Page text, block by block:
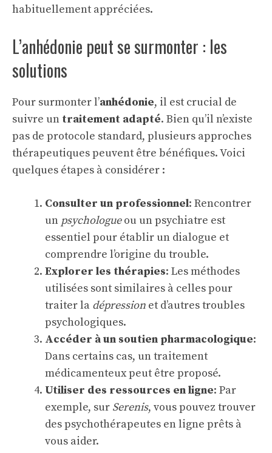
habituellement appréciées.
L’anhédonie peut se surmonter : les
solutions
Pour surmonter l’anhédonie, il est crucial de
suivre un traitement adapté. Bien qu’il n’existe
pas de protocole standard, plusieurs approches
thérapeutiques peuvent être bénéfiques. Voici
quelques étapes à considérer :
Consulter un professionnel: Rencontrer
un psychologueou un psychiatre est
essentiel pour établir un dialogue et
comprendre l’origine du trouble.
Explorer les thérapies: Les méthodes
utilisées sont similaires à celles pour
traiter la dépression et d’autres troubles
psychologiques.
Accéder à un soutien pharmacologique:
Dans certains cas, un traitement
médicamenteux peut être proposé.
Utiliser des ressources en ligne: Par
exemple, sur Serenis, vous pouvez trouver
des psychothérapeutes en ligne prêts à
vous aider.